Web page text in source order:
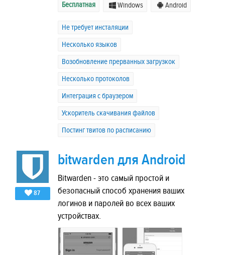
Бесплатная Windows Android
Не требует инсталяции
Несколько языков
Возобновление прерванных загрузкок
Несколько протоколов
Интеграция с браузером
Ускоритель скачивания файлов
Постинг твитов по расписанию
87
bitwarden для Android
Bitwarden - это самый простой и
безопасный способ хранения ваших
логинов и паролей во всех ваших
устройствах.